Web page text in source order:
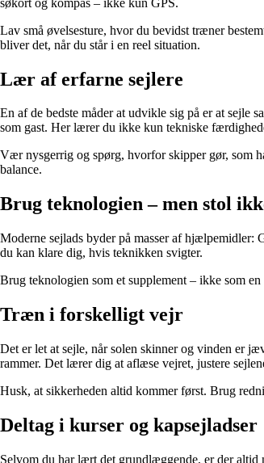
Lav små øvelsesture, hvor du bevidst træner
bliver det, når du står i en reel situation.
Lær af erfarne sejlere
En af de bedste måder at udvikle sig på er at sejle
som gast. Her lærer du ikke kun tekniske
Vær nysgerrig og spørg, hvorfor skipper gør, som
balance.
Brug teknologien – men stol
Moderne sejlads byder på masser af hjælpemidler:
du kan klare dig, hvis teknikken svigter.
Brug teknologien som et supplement – ikke som
Træn i forskelligt vejr
Det er let at sejle, når solen skinner og vinden er
rammer. Det lærer dig at aflæse vejret, justere
Husk, at sikkerheden altid kommer først. Brug
Deltag i kurser og kapsejladser
Selvom du har lært det grundlæggende, er der